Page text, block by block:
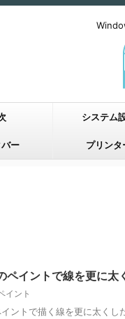
システム
ー プリンタ
イントで線を更に太
イント
ントで描く線を更に太くし